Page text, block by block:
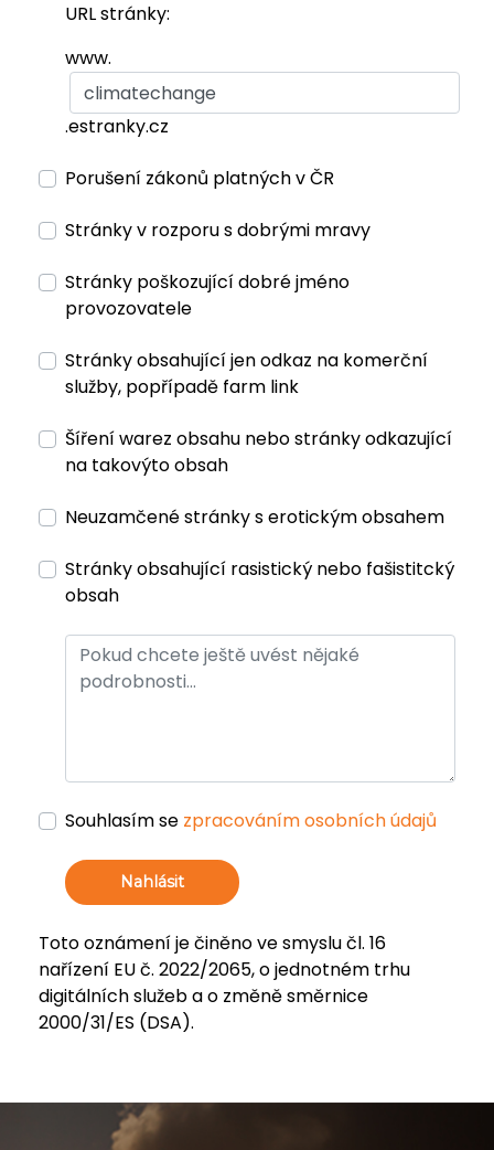
URL stránky:
www.
.estranky.cz
Porušení zákonů platných v ČR
Stránky v rozporu s dobrými mravy
Stránky poškozující dobré jméno
provozovatele
Stránky obsahující jen odkaz na komerční
služby, popřípadě farm link
Šíření warez obsahu nebo stránky odkazující
na takovýto obsah
Neuzamčené stránky s erotickým obsahem
Stránky obsahující rasistický nebo fašistitcký
obsah
Souhlasím se zpracováním osobních údajů
Nahlásit
Toto oznámení je činěno ve smyslu čl. 16
nařízení EU č. 2022/2065, o jednotném trhu
digitálních služeb a o změně směrnice
2000/31/ES (DSA).